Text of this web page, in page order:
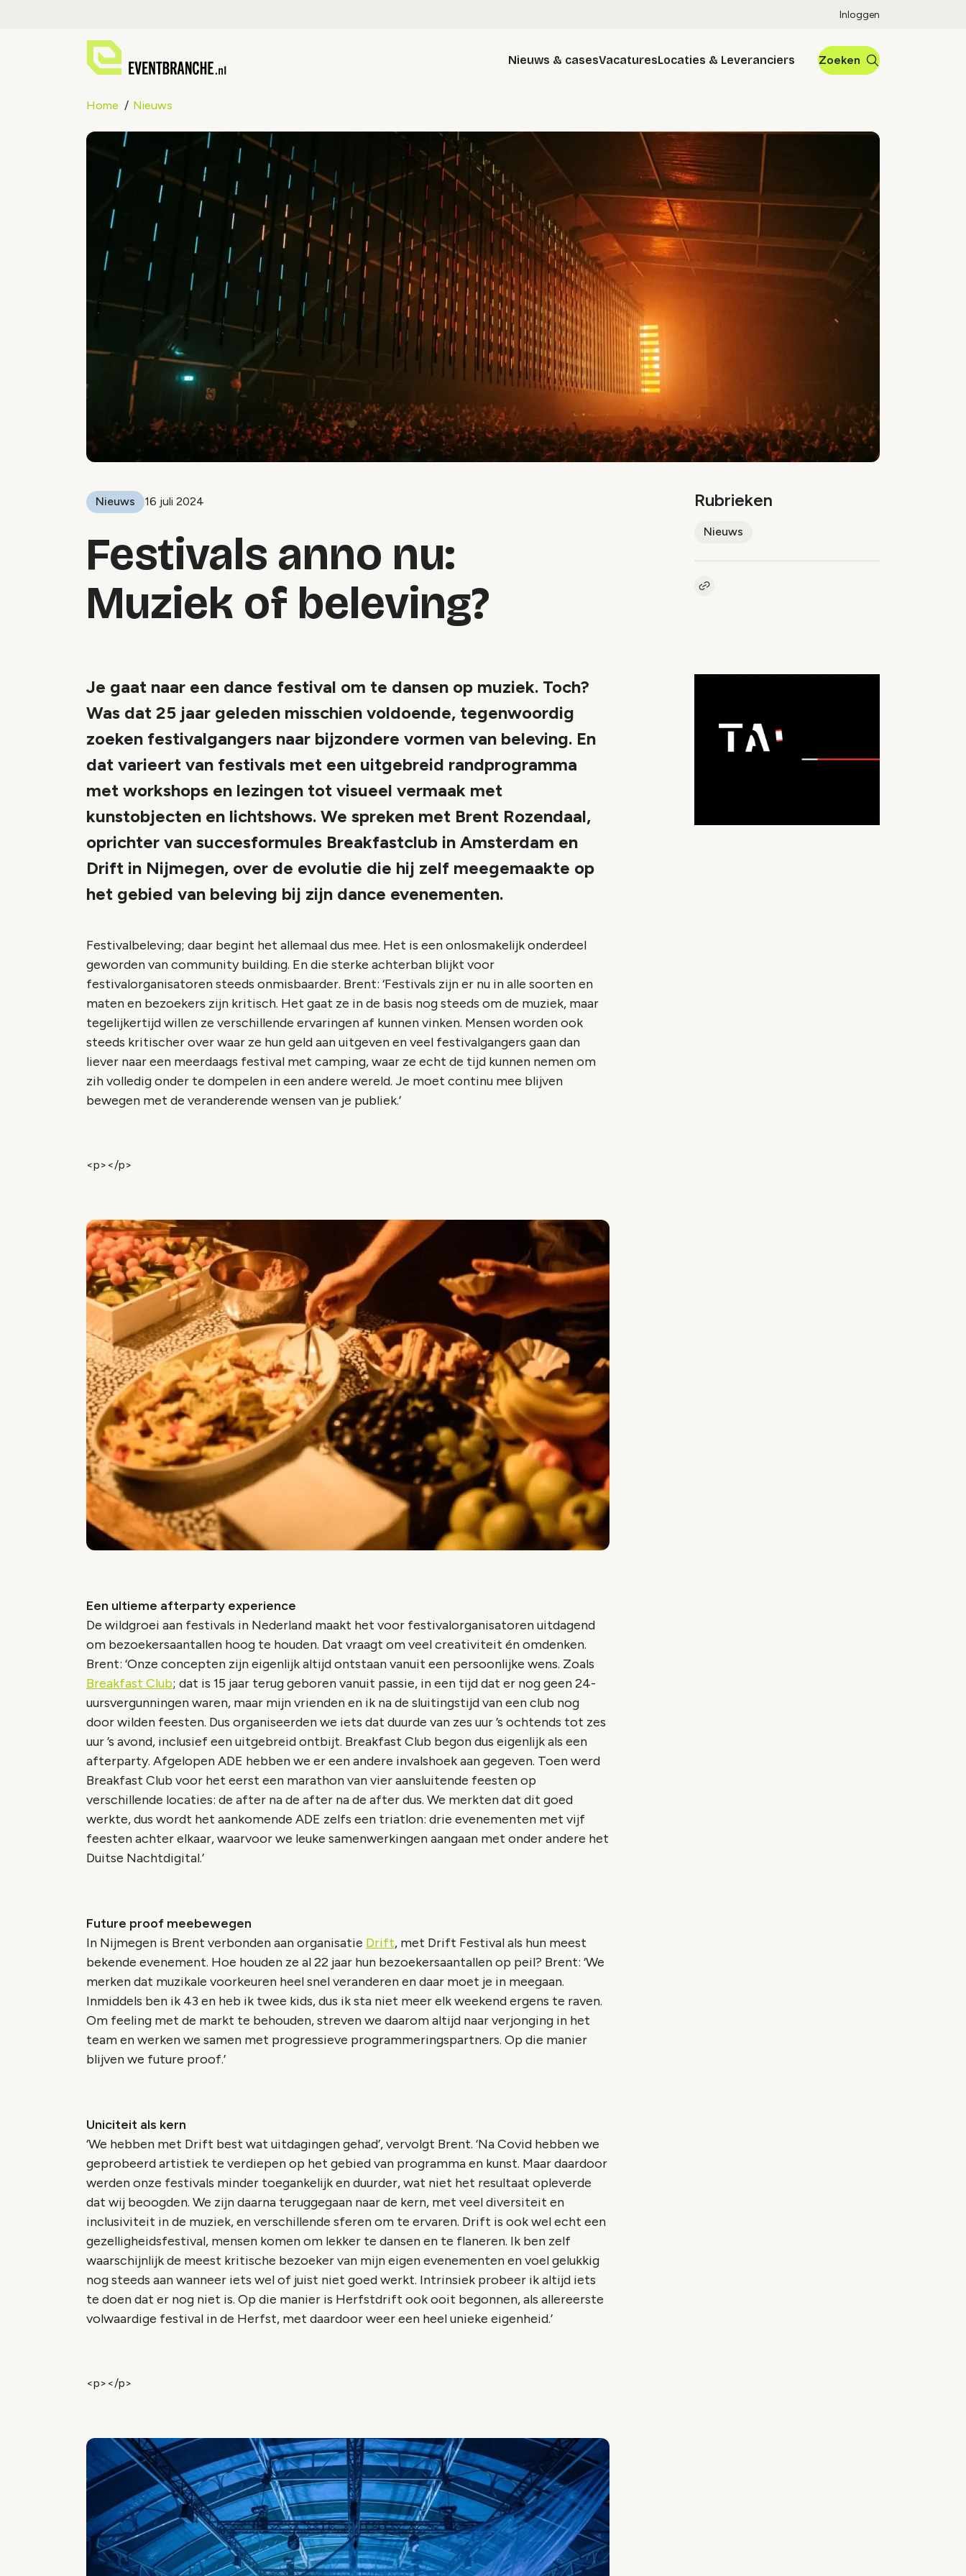
Inloggen
Nieuws & casesVacaturesLocaties & Leveranciers Zoeken
Home Nieuws
Nieuws 16 juli 2024
Festivals anno nu:
Muziek of beleving?
Rubrieken
Nieuws
Kopieer link naar artikel
Je gaat naar een dance festival om te dansen op muziek. Toch?
Was dat 25 jaar geleden misschien voldoende, tegenwoordig
zoeken festivalgangers naar bijzondere vormen van beleving. En
dat varieert van festivals met een uitgebreid randprogramma
met workshops en lezingen tot visueel vermaak met
kunstobjecten en lichtshows. We spreken met Brent Rozendaal,
oprichter van succesformules Breakfastclub in Amsterdam en
Drift in Nijmegen, over de evolutie die hij zelf meegemaakte op
het gebied van beleving bij zijn dance evenementen.
Festivalbeleving; daar begint het allemaal dus mee. Het is een onlosmakelijk onderdeel
geworden van community building. En die sterke achterban blijkt voor
festivalorganisatoren steeds onmisbaarder. Brent: ‘Festivals zijn er nu in alle soorten en
maten en bezoekers zijn kritisch. Het gaat ze in de basis nog steeds om de muziek, maar
tegelijkertijd willen ze verschillende ervaringen af kunnen vinken. Mensen worden ook
steeds kritischer over waar ze hun geld aan uitgeven en veel festivalgangers gaan dan
liever naar een meerdaags festival met camping, waar ze echt de tijd kunnen nemen om
zih volledig onder te dompelen in een andere wereld. Je moet continu mee blijven
bewegen met de veranderende wensen van je publiek.’
<p></p>
Een ultieme afterparty experience
De wildgroei aan festivals in Nederland maakt het voor festivalorganisatoren uitdagend
om bezoekersaantallen hoog te houden. Dat vraagt om veel creativiteit én omdenken.
Brent: ‘Onze concepten zijn eigenlijk altijd ontstaan vanuit een persoonlijke wens. Zoals
Breakfast Club; dat is 15 jaar terug geboren vanuit passie, in een tijd dat er nog geen 24-
uursvergunningen waren, maar mijn vrienden en ik na de sluitingstijd van een club nog
door wilden feesten. Dus organiseerden we iets dat duurde van zes uur ’s ochtends tot zes
uur ’s avond, inclusief een uitgebreid ontbijt. Breakfast Club begon dus eigenlijk als een
afterparty. Afgelopen ADE hebben we er een andere invalshoek aan gegeven. Toen werd
Breakfast Club voor het eerst een marathon van vier aansluitende feesten op
verschillende locaties: de after na de after na de after dus. We merkten dat dit goed
werkte, dus wordt het aankomende ADE zelfs een triatlon: drie evenementen met vijf
feesten achter elkaar, waarvoor we leuke samenwerkingen aangaan met onder andere het
Duitse Nachtdigital.’
Future proof meebewegen
In Nijmegen is Brent verbonden aan organisatie Drift, met Drift Festival als hun meest
bekende evenement. Hoe houden ze al 22 jaar hun bezoekersaantallen op peil? Brent: ‘We
merken dat muzikale voorkeuren heel snel veranderen en daar moet je in meegaan.
Inmiddels ben ik 43 en heb ik twee kids, dus ik sta niet meer elk weekend ergens te raven.
Om feeling met de markt te behouden, streven we daarom altijd naar verjonging in het
team en werken we samen met progressieve programmeringspartners. Op die manier
blijven we future proof.’
Uniciteit als kern
‘We hebben met Drift best wat uitdagingen gehad’, vervolgt Brent. ‘Na Covid hebben we
geprobeerd artistiek te verdiepen op het gebied van programma en kunst. Maar daardoor
werden onze festivals minder toegankelijk en duurder, wat niet het resultaat opleverde
dat wij beoogden. We zijn daarna teruggegaan naar de kern, met veel diversiteit en
inclusiviteit in de muziek, en verschillende sferen om te ervaren. Drift is ook wel echt een
gezelligheidsfestival, mensen komen om lekker te dansen en te flaneren. Ik ben zelf
waarschijnlijk de meest kritische bezoeker van mijn eigen evenementen en voel gelukkig
nog steeds aan wanneer iets wel of juist niet goed werkt. Intrinsiek probeer ik altijd iets
te doen dat er nog niet is. Op die manier is Herfstdrift ook ooit begonnen, als allereerste
volwaardige festival in de Herfst, met daardoor weer een heel unieke eigenheid.’
<p></p>